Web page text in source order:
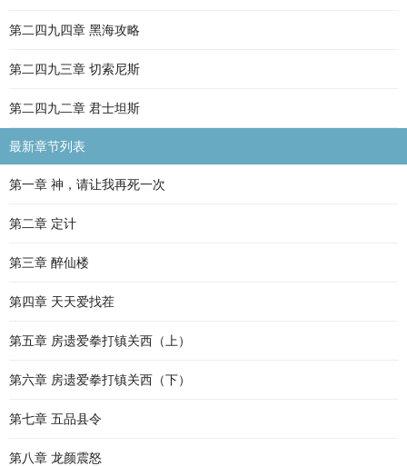
第二四九四章 黑海攻略
第二四九三章 切索尼斯
第二四九二章 君士坦斯
最新章节列表
第一章 神，请让我再死一次
第二章 定计
第三章 醉仙楼
第四章 天天爱找茬
第五章 房遗爱拳打镇关西（上）
第六章 房遗爱拳打镇关西（下）
第七章 五品县令
第八章 龙颜震怒